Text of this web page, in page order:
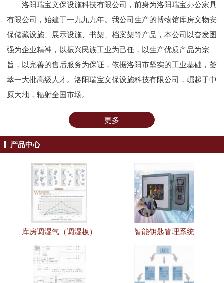
洛阳瑞宝文保设施科技有限公司，前身为洛阳瑞宝办公家具
有限公司，始建于一九九九年。我公司生产的博物馆库房文物安
保储藏设施、展示设施、书架、档案架等产品，本公司以奋发图
强为企业精神，以振兴民族工业为己任，以生产优质产品为宗
旨，以完善的售后服务为保证，依据洛阳市坚实的工业基础，荟
萃一大批高级人才。洛阳瑞宝文保设施科技有限公司，崛起于中
原大地，辐射全国市场。
更多
产品中心
库房调湿气（调湿板） 智能钥匙管理系统